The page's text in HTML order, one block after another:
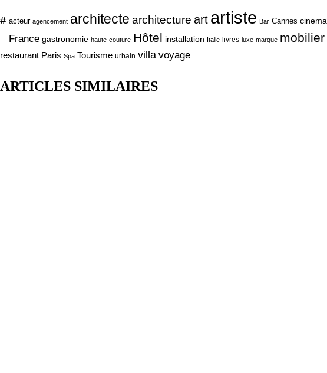
# acteur agencement architecte architecture art artiste Bar Cannes cinema
France gastronomie haute-couture Hôtel installation Italie livres luxe marque mobilier
restaurant Paris Spa Tourisme urbain villa voyage
ARTICLES SIMILAIRES